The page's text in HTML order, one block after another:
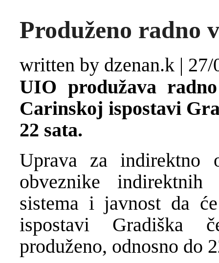
Produženo radno
written by dzenan.k | 27/
UIO produžava
Carinskoj ispostavi
22 sata.
Uprava za indirektno
obveznike indirektnih
sistema i javnost da
ispostavi Gradiška
produženo, odnosno do